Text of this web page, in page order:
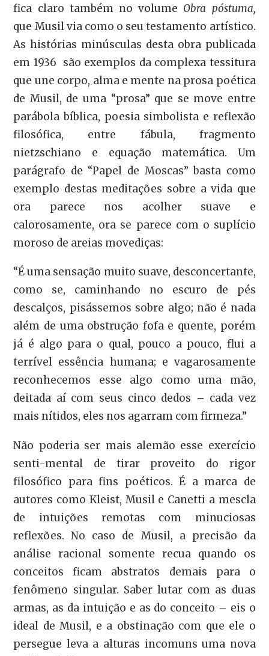
fica claro também no volume Obra póstuma,
que Musil via como o seu testamento artístico.
As histórias minúsculas desta obra publicada
em 1936 são exemplos da complexa tessitura
que une corpo, alma e mente na prosa poética
de Musil, de uma “prosa” que se move entre
parábola bíblica, poesia simbolista e reflexão
filosófica, entre fábula, fragmento
nietzschiano e equação matemática. Um
parágrafo de “Papel de Moscas” basta como
exemplo destas meditações sobre a vida que
ora parece nos acolher suave e
calorosamente, ora se parece com o suplício
moroso de areias movediças:
“É uma sensação muito suave, desconcertante,
como se, caminhando no escuro de pés
descalços, pisássemos sobre algo; não é nada
além de uma obstrução fofa e quente, porém
já é algo para o qual, pouco a pouco, flui a
terrível essência humana; e vagarosamente
reconhecemos esse algo como uma mão,
deitada aí com seus cinco dedos – cada vez
mais nítidos, eles nos agarram com firmeza.”
Não poderia ser mais alemão esse exercício
senti-mental de tirar proveito do rigor
filosófico para fins poéticos. É a marca de
autores como Kleist, Musil e Canetti a mescla
de intuições remotas com minuciosas
reflexões. No caso de Musil, a precisão da
análise racional somente recua quando os
conceitos ficam abstratos demais para o
fenômeno singular. Saber lutar com as duas
armas, as da intuição e as do conceito – eis o
ideal de Musil, e a obstinação com que ele o
persegue leva a alturas incomuns uma nova